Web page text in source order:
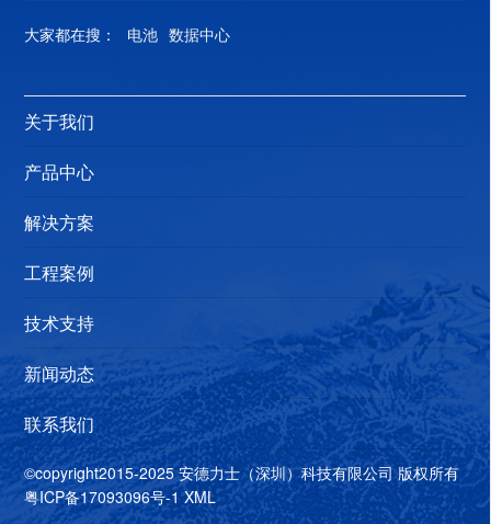
负荷供电设备为主要目标，提供一种符合消防规范的具有
紧急供电，用来解决照明用电或只有一路市电缺少第二路
电源，或代替发电机组构成第二电源，或做为需要第三电
EPS的大小，如带混合负载为20KW的直接启动时，EPS电
源的功率则为20*7=140KW。 2、选择合适的EPS电源品
灯，EPS的切换时间应小于3MS，目前做得比较好的EPS
电源品牌有北京动力源、广东柏克、青岛创统、大连国
彪，其次上海地区上海柯曼和欧泛也具备一定的市场竞争
力。 EPS电池容量选择 EPS电池时间计算方法计算 蓄电池
的最大放电电流值: I最大=Pcosф/(η*E临界*N) 注:P →
EPS电源的标称输出功率 cosф → EPS电源的输出功率因
数(EPS一般为1`) η → UPS逆变器的效率，一般为
0.88~0.94(实际计算中可以取0.9) E临界 → 蓄电池组的临
大家都在搜： 电池 数据中心
关于我们
产品中心
解决方案
工程案例
技术支持
新闻动态
联系我们
©copyright2015-2025 安德力士（深圳）科技有限公司 版权所有
粤ICP备17093096号-1 XML